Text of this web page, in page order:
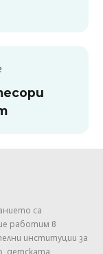
са
работим в
институции за
детската